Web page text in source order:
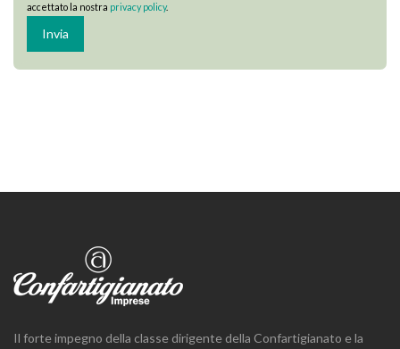
accettato la nostra privacy policy.
Il forte impegno della classe dirigente della Confartigianato e la